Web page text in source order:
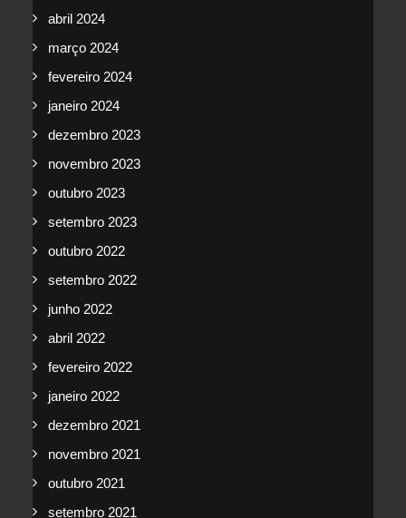
abril 2024
março 2024
fevereiro 2024
janeiro 2024
dezembro 2023
novembro 2023
outubro 2023
setembro 2023
outubro 2022
setembro 2022
junho 2022
abril 2022
fevereiro 2022
janeiro 2022
dezembro 2021
novembro 2021
outubro 2021
setembro 2021